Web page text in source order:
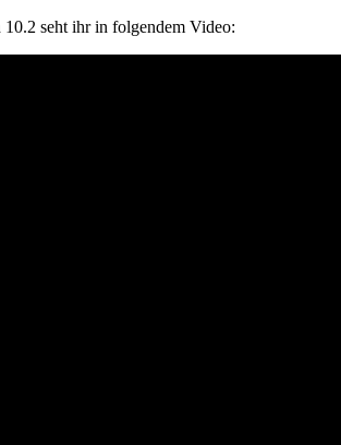
seht ihr in folgendem Video: